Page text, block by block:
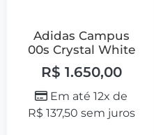
Adidas Campus
00s Crystal White
R$ 1.650,00
Em até 12x de
R$ 137,50 sem juros